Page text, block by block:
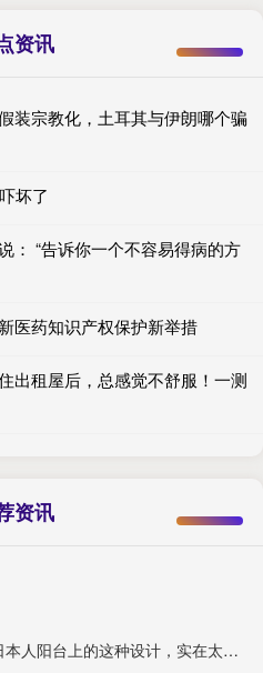
资讯
装宗教化，土耳其与伊朗哪个骗
坏了
： “告诉你一个不容易得病的方
医药知识产权保护新举措
出租屋后，总感觉不舒服！一测
资讯
今裕堂 日本人阳台上的这种设计，实在太人性化了！火灾、地震时，能拯救不少生命